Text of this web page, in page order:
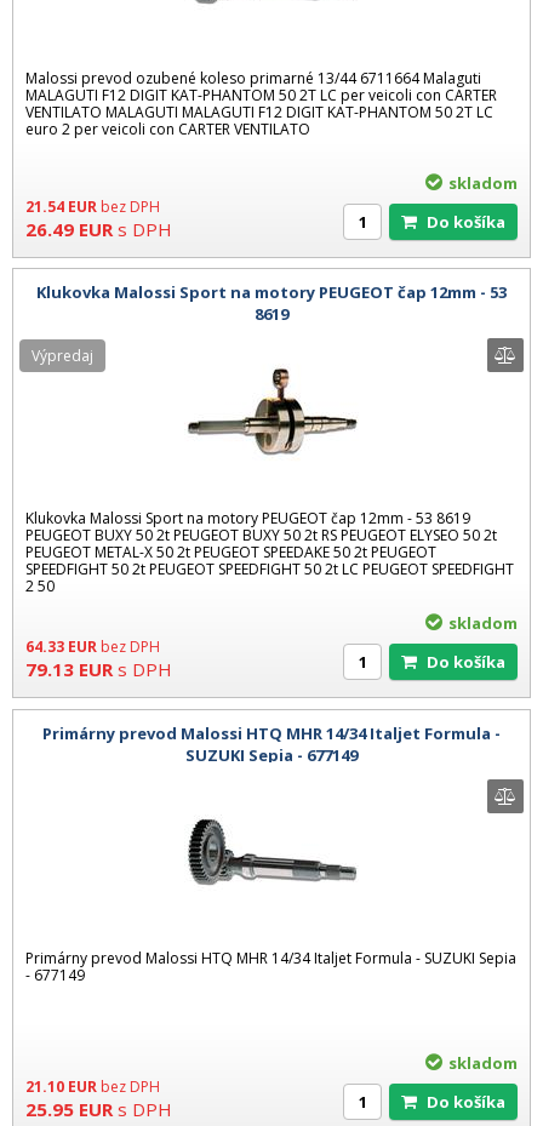
Malossi prevod ozubené koleso primarné 13/44 6711664 Malaguti
MALAGUTI F12 DIGIT KAT-PHANTOM 50 2T LC per veicoli con CARTER
VENTILATO MALAGUTI MALAGUTI F12 DIGIT KAT-PHANTOM 50 2T LC
euro 2 per veicoli con CARTER VENTILATO
21.54 EUR bez DPH
26.49 EUR s DPH
skladom
Do košíka
Klukovka Malossi Sport na motory PEUGEOT čap 12mm - 53
8619
Klukovka Malossi Sport na motory PEUGEOT čap 12mm - 53 8619
PEUGEOT BUXY 50 2t PEUGEOT BUXY 50 2t RS PEUGEOT ELYSEO 50 2t
PEUGEOT METAL-X 50 2t PEUGEOT SPEEDAKE 50 2t PEUGEOT
SPEEDFIGHT 50 2t PEUGEOT SPEEDFIGHT 50 2t LC PEUGEOT SPEEDFIGHT
2 50
64.33 EUR bez DPH
79.13 EUR s DPH
Výpredaj
skladom
Do košíka
Primárny prevod Malossi HTQ MHR 14/34 Italjet Formula -
SUZUKI Sepia - 677149
Primárny prevod Malossi HTQ MHR 14/34 Italjet Formula - SUZUKI Sepia
- 677149
21.10 EUR bez DPH
25.95 EUR s DPH
skladom
Do košíka